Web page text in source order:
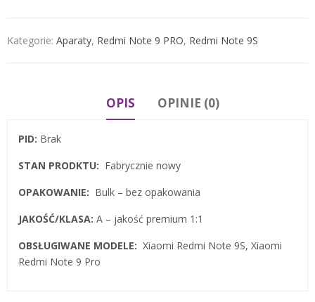
Kategorie: Aparaty, Redmi Note 9 PRO, Redmi Note 9S
OPIS OPINIE (0)
PID: Brak
STAN PRODKTU: Fabrycznie nowy
OPAKOWANIE: Bulk – bez opakowania
JAKOŚĆ/KLASA: A – jakość premium 1:1
OBSŁUGIWANE MODELE: Xiaomi Redmi Note 9S, Xiaomi
Redmi Note 9 Pro